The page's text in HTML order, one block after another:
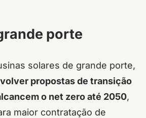
porte
solares de grande porte,
propostas de transição
o net zero até 2050,
maior contratação de